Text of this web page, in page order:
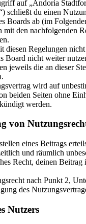
auf „Andoria
schließt du einen
Boards ab (im
mit den nachfolgenden
diesen Regelungen
Board nicht weiter
jeweils die an dieser
wird auf
beiden Seiten ohne
werden.
von
eines Beitrags
und räumlich
Recht, deinen Beitrag
nach Punkt 2,
des
Nutzers